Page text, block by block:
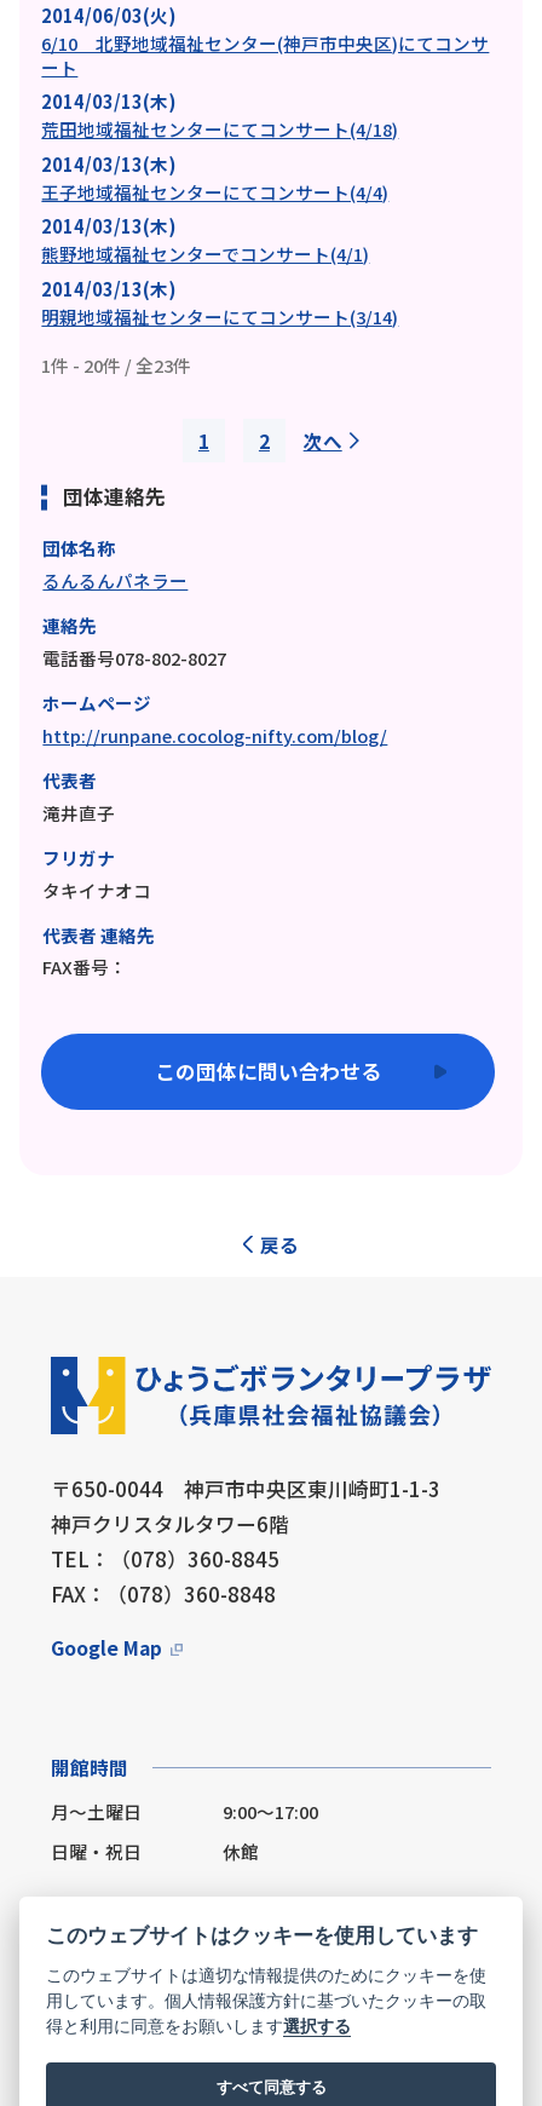
2014/06/03(火)
6/10 北野地域福祉センター(神戸市中央区)にてコンサ
ート
2014/03/13(木)
荒田地域福祉センターにてコンサート(4/18)
2014/03/13(木)
王子地域福祉センターにてコンサート(4/4)
2014/03/13(木)
熊野地域福祉センターでコンサート(4/1)
2014/03/13(木)
明親地域福祉センターにてコンサート(3/14)
1件 - 20件 / 全23件
1 2 次へ
団体連絡先
団体名称
るんるんパネラー
連絡先
電話番号078-802-8027
ホームページ
http://runpane.cocolog-nifty.com/blog/
代表者
滝井直子
フリガナ
タキイナオコ
代表者 連絡先
FAX番号：
この団体に問い合わせる
戻る
〒650-0044 神戸市中央区東川崎町1-1-3
神戸クリスタルタワー6階
TEL：（078）360-8845
FAX：（078）360-8848
Google Map
開館時間
月～土曜日
9:00～17:00
日曜・祝日
休館
Facebook X(Twitter)
お問い合わせ
このウェブサイトはクッキーを使用しています
このウェブサイトは適切な情報提供のためにクッキーを使
用しています。個人情報保護方針に基づいたクッキーの取
得と利用に同意をお願いします選択する
すべて同意する